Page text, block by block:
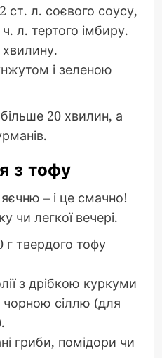
ст. л. соєвого соусу,
л. тертого імбиру.
і зеленою
20 хвилин, а
з тофу
– і це смачно!
чи легкої вечері.
г твердого тофу
з дрібкою куркуми
чорною сіллю (для
гриби, помідори чи